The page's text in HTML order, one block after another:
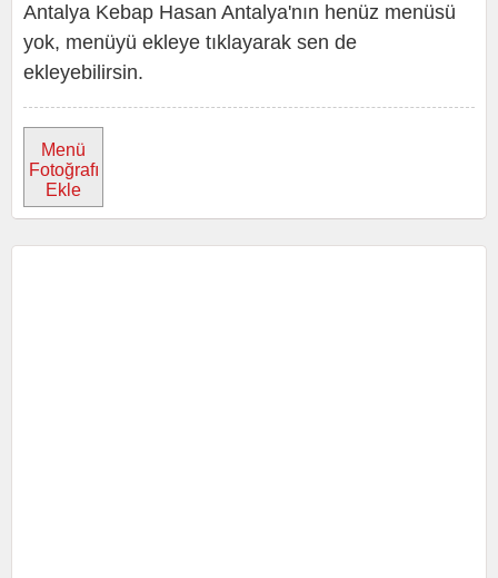
Antalya Kebap Hasan Antalya'nın henüz menüsü
yok, menüyü ekleye tıklayarak sen de
ekleyebilirsin.
Menü
Fotoğrafı
Ekle